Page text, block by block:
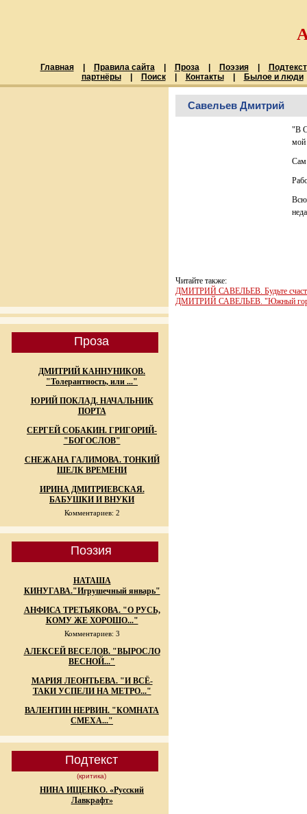
Главная Правила сайта Проза Поэзия
Подтекст
партнёры
Поиск Контакты Былое и люди
Проза
ДМИТРИЙ КАННУНИКОВ.
"Толерантность, или ..."
ЮРИЙ ПОКЛАД. НАЧАЛЬНИК
ПОРТА
СЕРГЕЙ СОБАКИН. ГРИГОРИЙ-
"БОГОСЛОВ"
СНЕЖАНА ГАЛИМОВА. ТОНКИЙ
ШЕЛК ВРЕМЕНИ
ИРИНА ДМИТРИЕВСКАЯ.
БАБУШКИ И ВНУКИ
Комментариев: 2
Поэзия
НАТАША
КИНУГАВА."Игрушечный январь"
АНФИСА ТРЕТЬЯКОВА. "О РУСЬ,
КОМУ ЖЕ ХОРОШО..."
Комментариев: 3
АЛЕКСЕЙ ВЕСЕЛОВ. "ВЫРОСЛО
ВЕСНОЙ..."
МАРИЯ ЛЕОНТЬЕВА. "И ВСЁ-
ТАКИ УСПЕЛИ НА МЕТРО..."
ВАЛЕНТИН НЕРВИН. "КОМНАТА
СМЕХА..."
Подтекст
(критика)
НИНА ИЩЕНКО. «Русский
Лавкрафт»
Савельев Дмитрий
"В
мой
Сам
Всю
Читайте также:
ДМИТРИЙ САВЕЛЬЕВ. Будьте
ДМИТРИЙ САВЕЛЬЕВ. "Южный